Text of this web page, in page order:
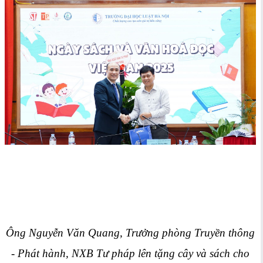
Ông Nguyễn Văn Quang, Trưởng phòng Truyền thông
- Phát hành, NXB Tư pháp lên tặng cây và sách cho